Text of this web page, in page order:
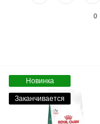
0
Новинка
Заканчивается